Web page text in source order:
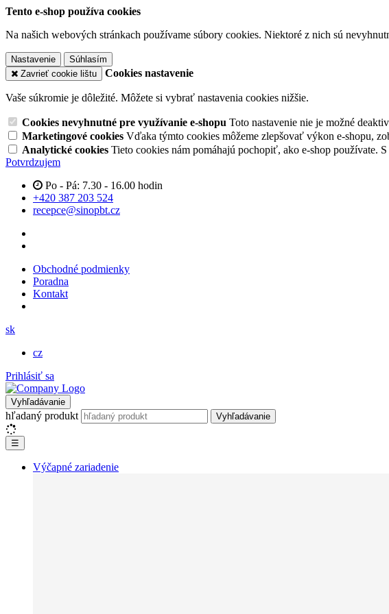
Tento e-shop používa cookies
Na našich webových stránkach používame súbory cookies. Niektoré z nich sú
Nastavenie
Súhlasím
Zavrieť cookie lištu
Cookies nastavenie
Vaše súkromie je dôležité. Môžete si vybrať nastavenia cookies nižšie.
Cookies nevyhnutné pre využívanie e-shopu Toto nastavenie nie je možné
Marketingové cookies Vďaka týmto cookies môžeme zlepšovať výkon e-shopu,
Analytické cookies Tieto cookies nám pomáhajú pochopiť, ako e-shop používate.
Potvrdzujem
Po - Pá: 7.30 - 16.00 hodin
+420 387 203 524
recepce@sinopbt.cz
Obchodné podmienky
Poradna
Kontakt
sk
cz
Prihlásiť sa
Vyhľadávanie
hľadaný produkt Vyhľadávanie
☰
Výčapné zariadenie